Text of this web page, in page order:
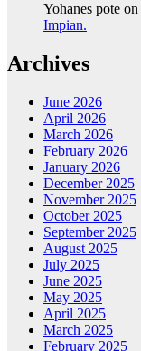
Yohanes pote on
Impian.
Archives
June 2026
April 2026
March 2026
February 2026
January 2026
December 2025
November 2025
October 2025
September 2025
August 2025
July 2025
June 2025
May 2025
April 2025
March 2025
February 2025